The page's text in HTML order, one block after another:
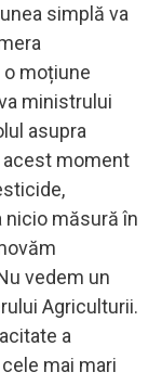
simplă va
o moțiune
ministrului
asupra
acest moment
nicio măsură în
vedem un
Agriculturii.
a
mai mari